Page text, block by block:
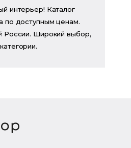
интерьер! Каталог
по доступным ценам.
России. Широкий выбор,